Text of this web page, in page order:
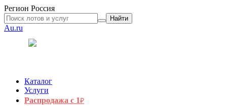
Регион Россия
Найти
Au.ru
Каталог
Услуги
Распродажа с 1₽